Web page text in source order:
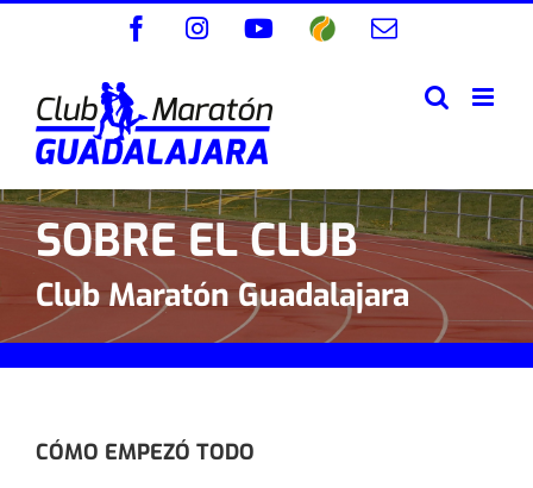
FacebookInstagramYouTube
WikilocCorreo
SOBRE EL CLUB
Club Maratón Guadalajara
CÓMO EMPEZÓ TODO